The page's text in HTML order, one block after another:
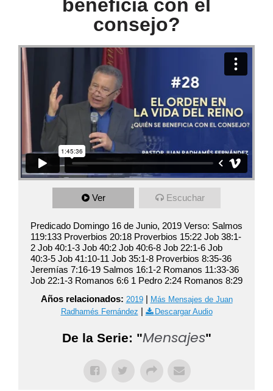
beneficia con el
consejo?
Ver Escuchar
Predicado Domingo 16 de Junio, 2019 Verso: Salmos
119:133 Proverbios 20:18 Proverbios 15:22 Job 38:1-
2 Job 40:1-3 Job 40:2 Job 40:6-8 Job 22:1-6 Job
40:3-5 Job 41:10-11 Job 35:1-8 Proverbios 8:35-36
Jeremías 7:16-19 Salmos 16:1-2 Romanos 11:33-36
Job 22:1-3 Romanos 6:6 1 Pedro 2:24 Romanos 8:29
Años relacionados: 2019| Más Mensajes de Juan
Radhamés Fernández | Descargar Audio
De la Serie: "Mensajes"